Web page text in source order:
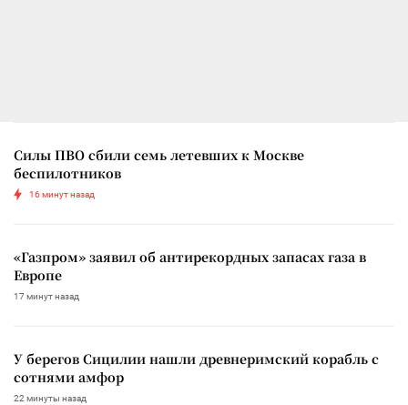
Силы ПВО сбили семь летевших к Москве
беспилотников
16 минут назад
«Газпром» заявил об антирекордных запасах газа в
Европе
17 минут назад
У берегов Сицилии нашли древнеримский корабль с
сотнями амфор
22 минуты назад